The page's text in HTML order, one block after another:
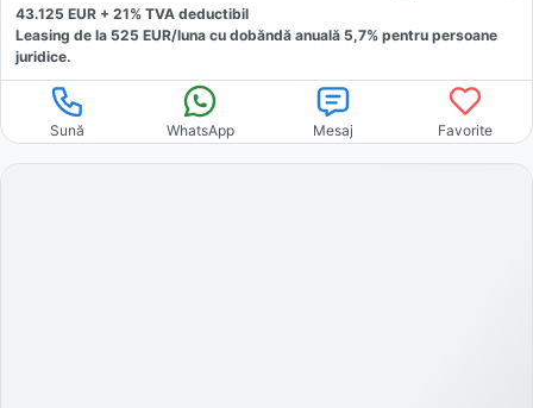
43.125 EUR + 21% TVA deductibil
Leasing de la 525 EUR/luna cu dobăndă anuală 5,7% pentru persoane
juridice.
Sună WhatsApp Mesaj Favorite